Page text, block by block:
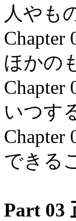
人やも
Chapter
ほかの
Chapter
いつす
Chapter
できる
Part 03